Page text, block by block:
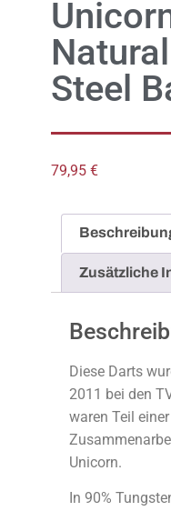
Steel
79,95 €
Zusätzliche
Diese Darts
2011 bei den
waren Teil
Unicorn.
In 90%